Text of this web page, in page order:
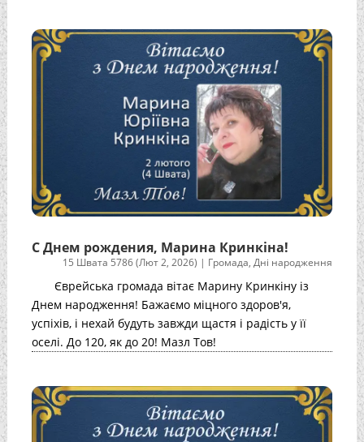
С Днем рождения, Марина Кринкіна!
15 Швата 5786 (Лют 2, 2026) | Громада,Дні народження
Єврейська громада вітає Марину Кринкіну із
Днем народження! Бажаємо міцного здоров'я,
успіхів, і нехай будуть завжди щастя і радість у її
оселі. До 120, як до 20! Мазл Тов!